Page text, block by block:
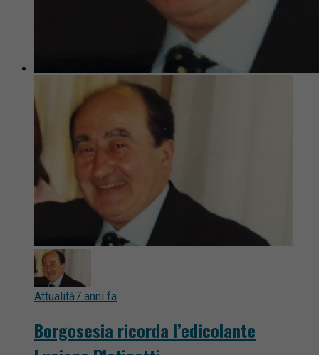
Attualità7 anni fa
Borgosesia ricorda l’edicolante